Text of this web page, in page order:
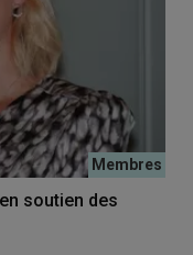
soutien des